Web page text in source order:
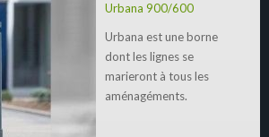
Urbana 900/600
Urbana est une borne
dont les lignes se
marieront à tous les
aménagéments.